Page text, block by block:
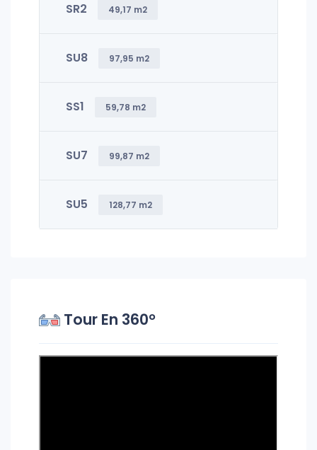
SR2 49,17 m2
SU8 97,95 m2
SS1 59,78 m2
SU7 99,87 m2
SU5 128,77 m2
Tour En 360°